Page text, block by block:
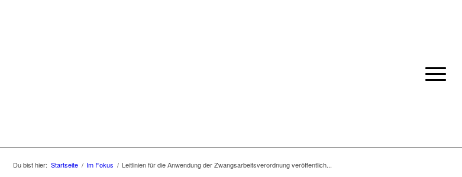
Du bist hier: Startseite / Im Fokus / Leitlinien für die Anwendung der Zwangsarbeitsverordnung veröffentlich...